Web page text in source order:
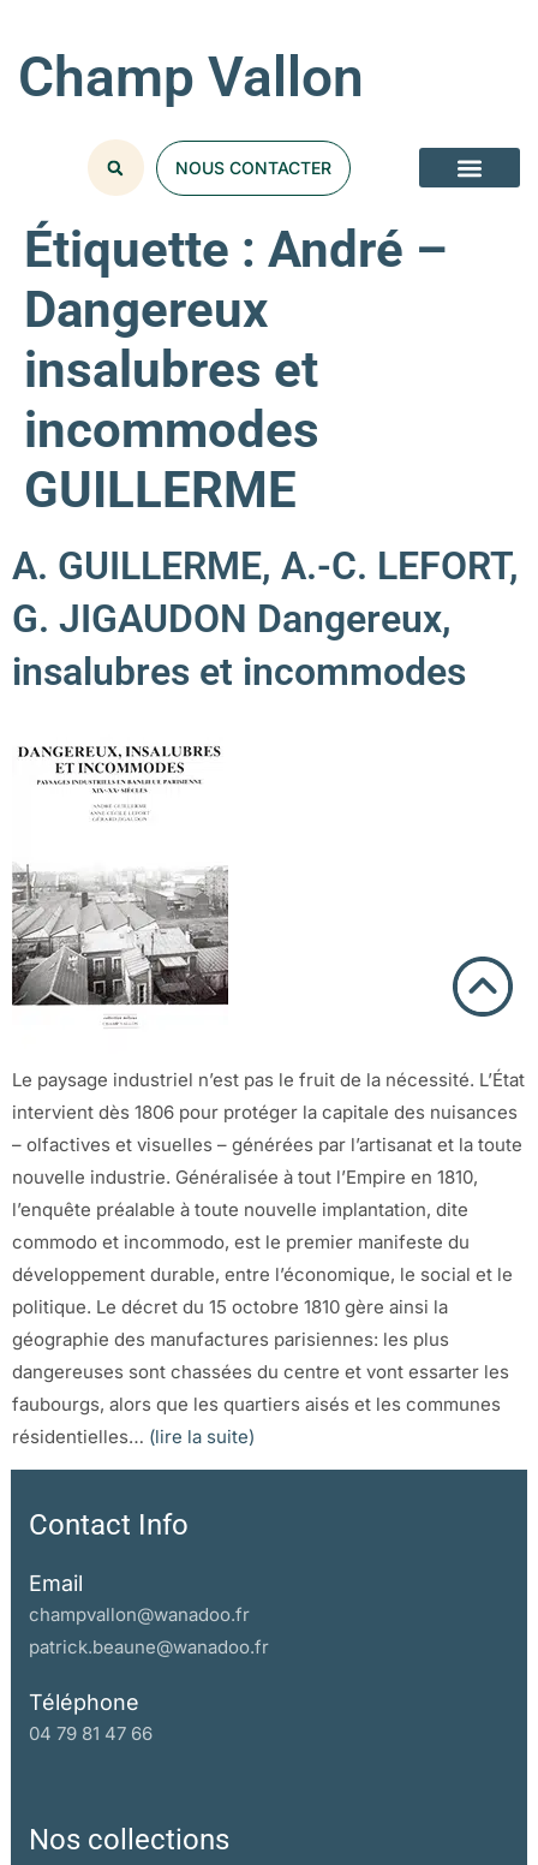
Champ Vallon
NOUS CONTACTER
Étiquette : André –
Dangereux
insalubres et
incommodes
GUILLERME
A. GUILLERME, A.-C. LEFORT,
G. JIGAUDON Dangereux,
insalubres et incommodes
Le paysage industriel n’est pas le fruit de la nécessité. L’État
intervient dès 1806 pour protéger la capitale des nuisances
– olfactives et visuelles – générées par l’artisanat et la toute
nouvelle industrie. Généralisée à tout l’Empire en 1810,
l’enquête préalable à toute nouvelle implantation, dite
commodo et incommodo, est le premier manifeste du
développement durable, entre l’économique, le social et le
politique. Le décret du 15 octobre 1810 gère ainsi la
géographie des manufactures parisiennes: les plus
dangereuses sont chassées du centre et vont essarter les
faubourgs, alors que les quartiers aisés et les communes
résidentielles… (lire la suite)
Contact Info
Email
champvallon@wanadoo.fr
patrick.beaune@wanadoo.fr
Téléphone
04 79 81 47 66
Nos collections